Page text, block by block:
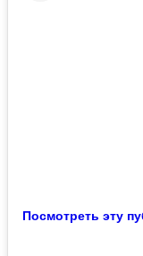
Посмотреть эту